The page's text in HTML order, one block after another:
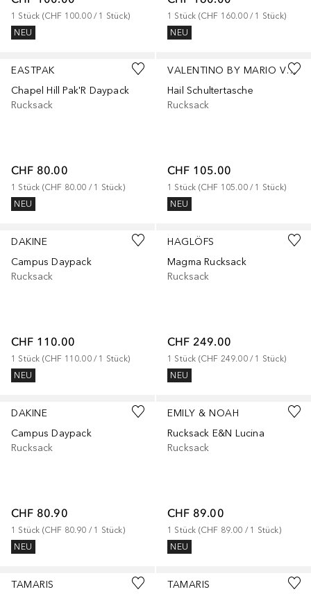
1 Stück (CHF 100.00 / 1 Stück)
NEU
1 Stück (CHF 160.00 / 1 Stück)
NEU
EASTPAK
Chapel Hill Pak'R Daypack
Rucksack
CHF 80.00
1 Stück (CHF 80.00 / 1 Stück)
NEU
VALENTINO BY MARIO VALENTINO
Hail Schultertasche
Rucksack
CHF 105.00
1 Stück (CHF 105.00 / 1 Stück)
NEU
+
DAKINE
Campus Daypack
Rucksack
CHF 110.00
1 Stück (CHF 110.00 / 1 Stück)
NEU
HAGLÖFS
Magma Rucksack
Rucksack
CHF 249.00
1 Stück (CHF 249.00 / 1 Stück)
NEU
DAKINE
Campus Daypack
Rucksack
CHF 80.90
1 Stück (CHF 80.90 / 1 Stück)
NEU
+
EMILY & NOAH
Rucksack E&N Lucina
Rucksack
CHF 89.00
1 Stück (CHF 89.00 / 1 Stück)
NEU
TAMARIS
TAMARIS
+